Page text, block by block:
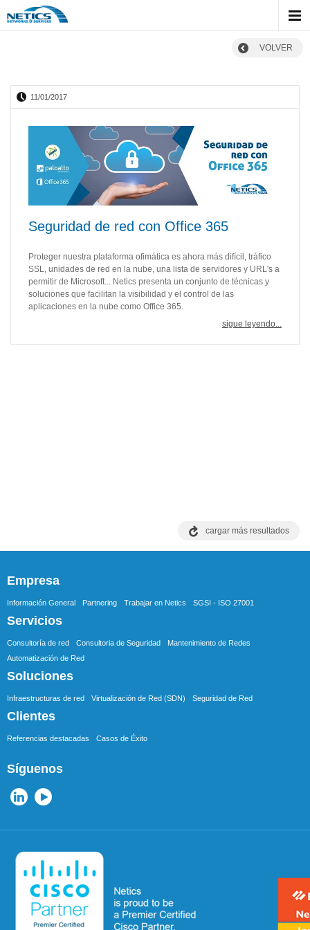
VOLVER
11/01/2017
Seguridad de red con Office 365
Proteger nuestra plataforma ofimática es ahora más difícil, tráfico
SSL, unidades de red en la nube, una lista de servidores y URL's a
permitir de Microsoft... Netics presenta un conjunto de técnicas y
soluciones que facilitan la visibilidad y el control de las
aplicaciones en la nube como Office 365.
sigue leyendo...
cargar más resultados
Empresa
Información General Partnering Trabajar en Netics SGSI - ISO 27001
Servicios
Consultoría de red Consultoria de Seguridad
Mantenimiento de Redes
Automatización de Red
Soluciones
Infraestructuras de red Virtualización de Red (SDN) Seguridad de Red
Clientes
Referencias destacadas Casos de Éxito
Síguenos